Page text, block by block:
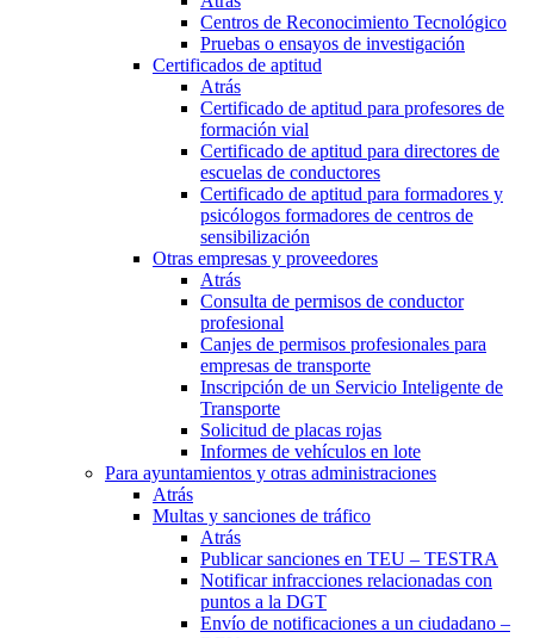
Centros de Reconocimiento Tecnológico
Pruebas o ensayos de investigación
Certificados de aptitud
Atrás
Certificado de aptitud para profesores de
formación vial
Certificado de aptitud para directores de
escuelas de conductores
Certificado de aptitud para formadores y
psicólogos formadores de centros de
sensibilización
Otras empresas y proveedores
Atrás
Consulta de permisos de conductor
profesional
Canjes de permisos profesionales para
empresas de transporte
Inscripción de un Servicio Inteligente de
Transporte
Solicitud de placas rojas
Informes de vehículos en lote
Para ayuntamientos y otras administraciones
Atrás
Multas y sanciones de tráfico
Atrás
Publicar sanciones en TEU – TESTRA
Notificar infracciones relacionadas con
puntos a la DGT
Envío de notificaciones a un ciudadano –